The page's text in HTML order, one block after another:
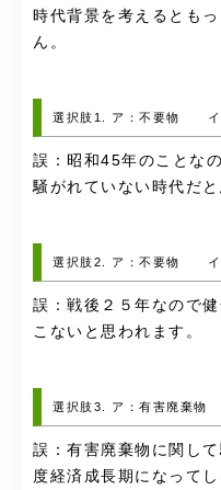
時代背景を考えるとも
ん。
選択肢1. ア：不要物 イ
誤：昭和45年のことな
騒がれていない時代だ
選択肢2. ア：不要物 イ
誤：戦後２５年なので
こないと思われます。
選択肢3. ア：有害廃棄
誤：有害廃棄物に関し
度経済成長期になって